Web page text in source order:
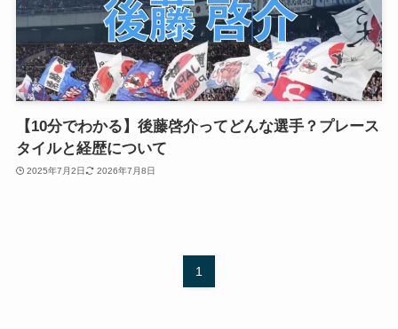
【10分でわかる】後藤啓介ってどんな選手？プレース
タイルと経歴について
2025年7月2日 2026年7月8日
1